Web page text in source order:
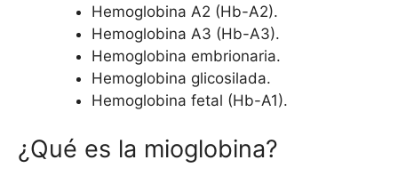
Hemoglobina A2 (Hb-A2).
Hemoglobina A3 (Hb-A3).
Hemoglobina embrionaria.
Hemoglobina glicosilada.
Hemoglobina fetal (Hb-A1).
¿Qué es la mioglobina?